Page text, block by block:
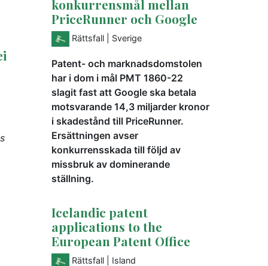
konkurrensmål mellan
PriceRunner och Google
Rättsfall | Sverige
Patent- och marknadsdomstolen
har i dom i mål PMT 1860-22
slagit fast att Google ska betala
motsvarande 14,3 miljarder kronor
i skadestånd till PriceRunner.
Ersättningen avser
konkurrensskada till följd av
missbruk av dominerande
ställning.
Icelandic patent
applications to the
European Patent Office
Rättsfall | Island